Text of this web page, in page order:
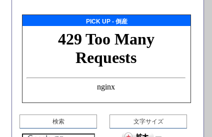
PICK UP - 倒産
検索 文字サイズ